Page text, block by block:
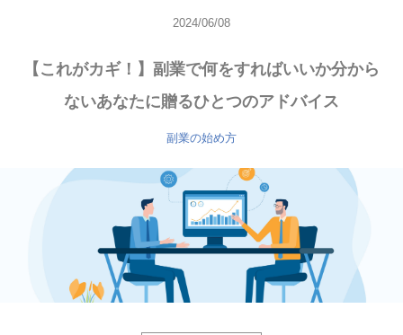
2024/06/08
【これがカギ！】副業で何をすればいいか分から
ないあなたに贈るひとつのアドバイス
副業の始め方